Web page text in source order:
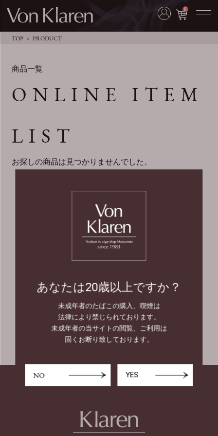
0
TOP PRODUCT
商品一覧
ONLINE ITEM
LIST
お探しの商品は見つかりませんでした。
20歳未満の者の飲酒・喫煙は法律
で禁止されています。
20歳未満の者に対しては酒類・た
ばこを販売しません。
あなたは20歳以上ですか？
未成年者のたばこの購入、喫煙は
法律により禁じられております。
未成年者の当サイトの閲覧、ご利用は
固くお断り致しております。
NO YES